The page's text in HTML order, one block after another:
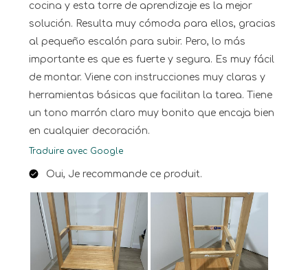
cocina y esta torre de aprendizaje es la mejor
solución. Resulta muy cómoda para ellos, gracias
al pequeño escalón para subir. Pero, lo más
importante es que es fuerte y segura. Es muy fácil
de montar. Viene con instrucciones muy claras y
herramientas básicas que facilitan la tarea. Tiene
un tono marrón claro muy bonito que encaja bien
en cualquier decoración.
Traduire avec Google
Oui, Je recommande ce produit.